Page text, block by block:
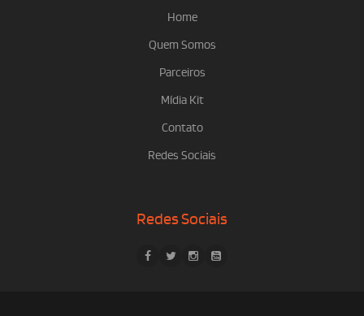
Home
Quem Somos
Parceiros
Mídia Kit
Contato
Redes Sociais
Redes Sociais